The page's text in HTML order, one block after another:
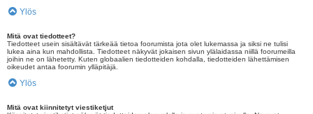
Ylös
Mitä ovat tiedotteet?
Tiedotteet usein sisältävät tärkeää tietoa foorumista jota olet lukemassa ja siksi ne tulisi
lukea aina kun mahdollista. Tiedotteet näkyvät jokaisen sivun ylälaidassa niillä foorumeilla
joihin ne on lähetetty. Kuten globaalien tiedotteiden kohdalla, tiedotteiden lähettämisen
oikeudet antaa foorumin ylläpitäjä.
Ylös
Mitä ovat kiinnitetyt viestiketjut